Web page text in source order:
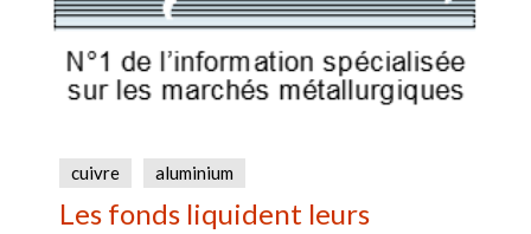
cuivre aluminium
Les fonds liquident leurs